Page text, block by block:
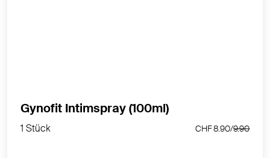
Gynofit Intimspray (100ml)
1 Stück CHF 8.90/9.90